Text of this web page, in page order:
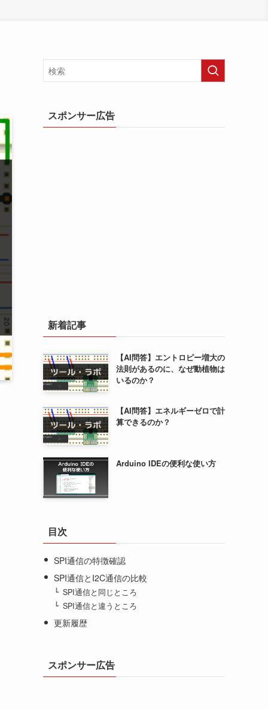
スポンサー広告
新着記事
【AI問答】エントロピー増大の
法則があるのに、なぜ動植物は
いるのか？
【AI問答】エネルギーゼロで計
算できるのか？
Arduino IDEの便利な使い方
目次
SPI通信の特徴確認
SPI通信とI2C通信の比較
SPI通信と同じところ
SPI通信と違うところ
更新履歴
スポンサー広告